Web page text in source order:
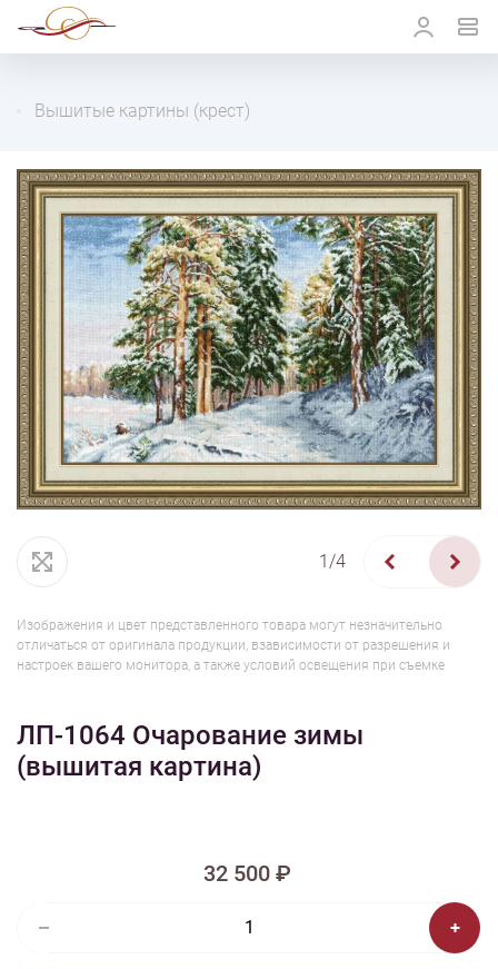
Вышитые картины (крест)
1/4
Изображения и цвет представленного товара могут незначительно
отличаться от оригинала продукции, взависимости от разрешения и
настроек вашего монитора, а также условий освещения при съемке
ЛП-1064 Очарование зимы
(вышитая картина)
32 500 ₽